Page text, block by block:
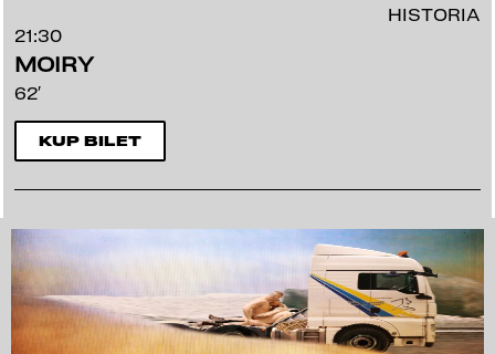
HISTORIA
21:30
MOIRY
62′
KUP BILET